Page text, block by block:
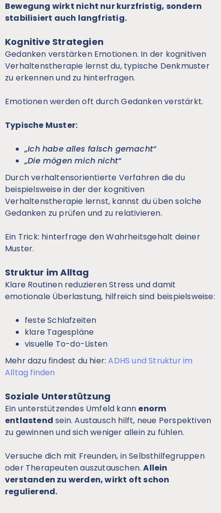
Bewegung wirkt nicht nur kurzfristig, sondern
stabilisiert auch langfristig.
Kognitive Strategien
Gedanken verstärken Emotionen. In der kognitiven
Verhaltenstherapie lernst du, typische Denkmuster
zu erkennen und zu hinterfragen.
Emotionen werden oft durch Gedanken verstärkt.
Typische Muster:
„Ich habe alles falsch gemacht“
„Die mögen mich nicht“
Durch verhaltensorientierte Verfahren die du
beispielsweise in der der kognitiven
Verhaltenstherapie lernst, kannst du üben solche
Gedanken zu prüfen und zu relativieren.
Ein Trick: hinterfrage den Wahrheitsgehalt deiner
Muster.
Struktur im Alltag
Klare Routinen reduzieren Stress und damit
emotionale Überlastung, hilfreich sind beispielsweise:
feste Schlafzeiten
klare Tagespläne
visuelle To-do-Listen
Mehr dazu findest du hier:ADHS und Struktur im
Alltag finden
Soziale Unterstützung
Ein unterstützendes Umfeld kann enorm
entlastend sein. Austausch hilft, neue Perspektiven
zu gewinnen und sich weniger allein zu fühlen.
Versuche dich mit Freunden, in Selbsthilfegruppen
oder Therapeuten auszutauschen.Allein
verstanden zu werden, wirkt oft schon
regulierend.